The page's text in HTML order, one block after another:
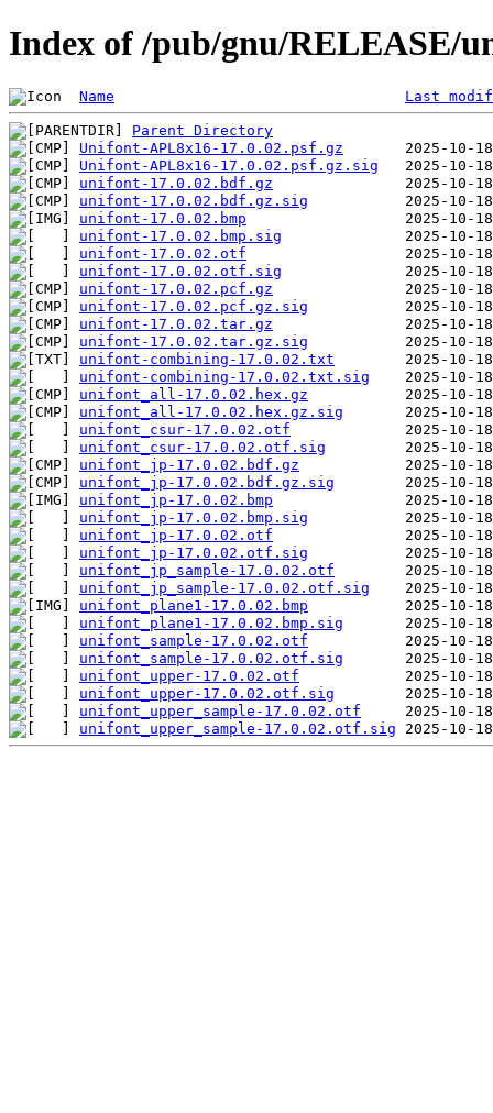
Index of /pub/gnu/RELEASE/
Name Last
Parent Directory
Unifont-APL8x16-17.0.02.psf.gz
Unifont-APL8x16-17.0.02.psf.gz.sig
unifont-17.0.02.bdf.gz
unifont-17.0.02.bdf.gz.sig
unifont-17.0.02.bmp
unifont-17.0.02.bmp.sig
unifont-17.0.02.otf
unifont-17.0.02.otf.sig
unifont-17.0.02.pcf.gz
unifont-17.0.02.pcf.gz.sig
unifont-17.0.02.tar.gz
unifont-17.0.02.tar.gz.sig
unifont-combining-17.0.02.txt
unifont-combining-17.0.02.txt.sig
unifont_all-17.0.02.hex.gz
unifont_all-17.0.02.hex.gz.sig
unifont_csur-17.0.02.otf
unifont_csur-17.0.02.otf.sig
unifont_jp-17.0.02.bdf.gz
unifont_jp-17.0.02.bdf.gz.sig
unifont_jp-17.0.02.bmp
unifont_jp-17.0.02.bmp.sig
unifont_jp-17.0.02.otf
unifont_jp-17.0.02.otf.sig
unifont_jp_sample-17.0.02.otf
unifont_jp_sample-17.0.02.otf.sig
unifont_plane1-17.0.02.bmp
unifont_plane1-17.0.02.bmp.sig
unifont_sample-17.0.02.otf
unifont_sample-17.0.02.otf.sig
unifont_upper-17.0.02.otf
unifont_upper-17.0.02.otf.sig
unifont_upper_sample-17.0.02.otf
unifont_upper_sample-17.0.02.otf.sig